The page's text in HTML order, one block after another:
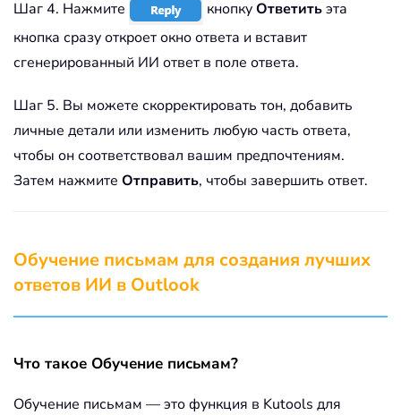
Шаг 4. Нажмите кнопкуОтветитьэта
кнопка сразу откроет окно ответа и вставит
сгенерированный ИИ ответ в поле ответа.
Шаг 5. Вы можете скорректировать тон, добавить
личные детали или изменить любую часть ответа,
чтобы он соответствовал вашим предпочтениям.
Затем нажмите Отправить, чтобы завершить ответ.
Обучение письмам для создания лучших
ответов ИИ в Outlook
Что такое Обучение письмам?
Обучение письмам — это функция в Kutools для